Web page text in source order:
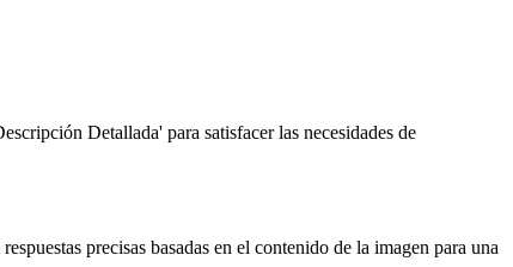
Detallada' para satisfacer las necesidades de
precisas basadas en el contenido de la imagen para una